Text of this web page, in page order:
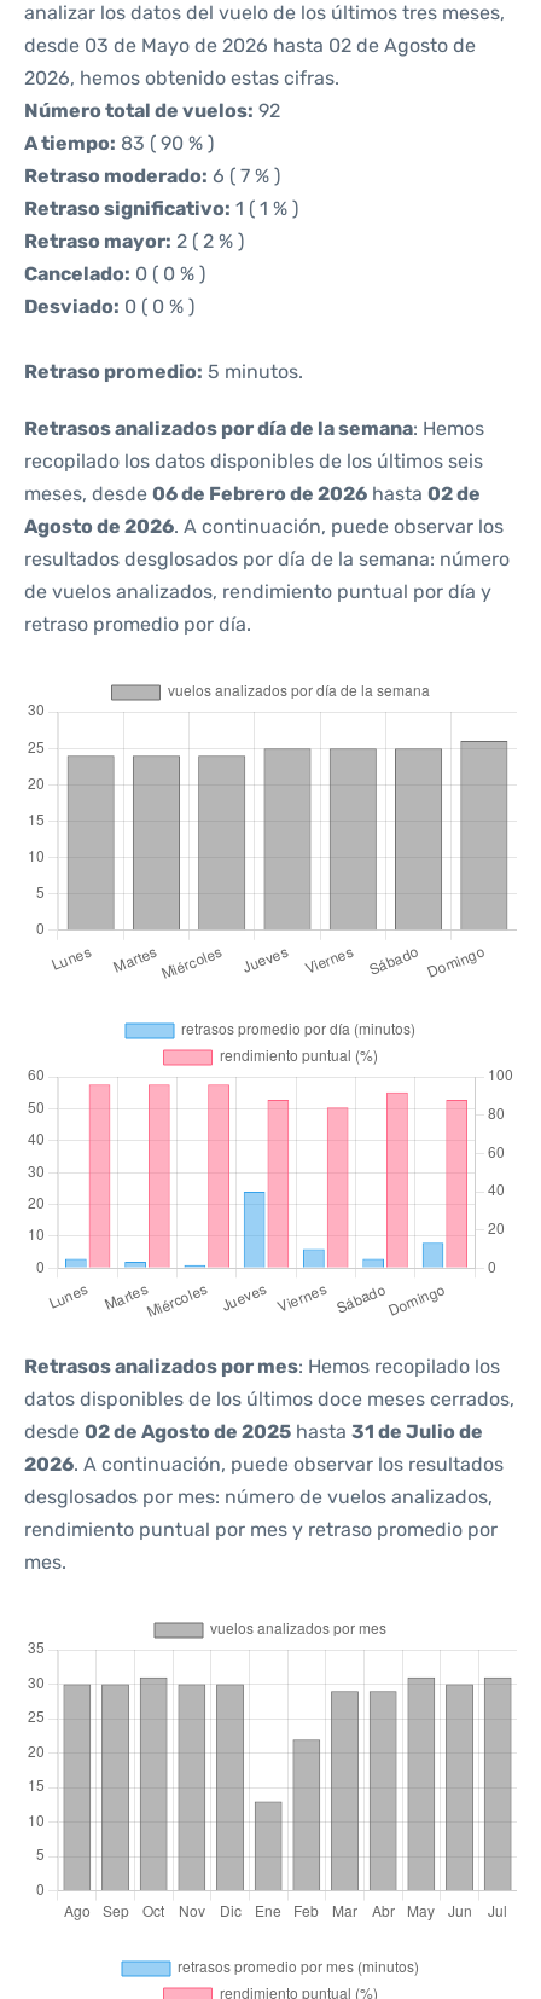
analizar los datos del vuelo de los últimos tres meses,
desde 03 de Mayo de 2026 hasta 02 de Agosto de
2026, hemos obtenido estas cifras.
Número total de vuelos: 92
A tiempo: 83 ( 90 % )
Retraso moderado: 6 ( 7 % )
Retraso significativo: 1 ( 1 % )
Retraso mayor: 2 ( 2 % )
Cancelado: 0 ( 0 % )
Desviado: 0 ( 0 % )
Retraso promedio: 5 minutos.
Retrasos analizados por día de la semana: Hemos
recopilado los datos disponibles de los últimos seis
meses, desde 06 de Febrero de 2026 hasta 02 de
Agosto de 2026. A continuación, puede observar los
resultados desglosados por día de la semana: número
de vuelos analizados, rendimiento puntual por día y
retraso promedio por día.
Retrasos analizados por mes: Hemos recopilado los
datos disponibles de los últimos doce meses cerrados,
desde 02 de Agosto de 2025 hasta 31 de Julio de
2026. A continuación, puede observar los resultados
desglosados por mes: número de vuelos analizados,
rendimiento puntual por mes y retraso promedio por
mes.